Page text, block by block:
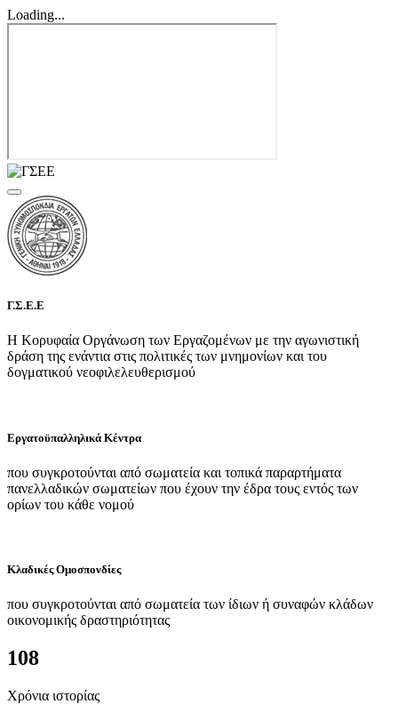
Loading...
Γ.Σ.Ε.Ε
Η Κορυφαία Οργάνωση των Εργαζομένων με την αγωνιστική
δράση της ενάντια στις πολιτικές των μνημονίων και του
δογματικού νεοφιλελευθερισμού
Εργατοϋπαλληλικά Κέντρα
που συγκροτούνται από σωματεία και τοπικά παραρτήματα
πανελλαδικών σωματείων που έχουν την έδρα τους εντός των
ορίων του κάθε νομού
Κλαδικές Ομοσπονδίες
που συγκροτούνται από σωματεία των ίδιων ή συναφών κλάδων
οικονομικής δραστηριότητας
108
Χρόνια ιστορίας